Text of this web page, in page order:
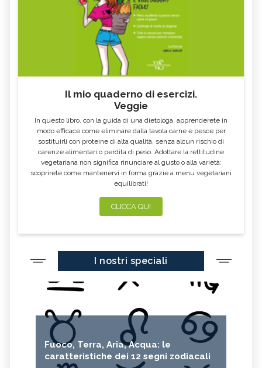
Il mio quaderno di esercizi.
Veggie
In questo libro, con la guida di una dietologa, apprenderete in
modo efficace come eliminare dalla tavola carne e pesce per
sostituirli con proteine di alta qualità, senza alcun rischio di
carenze alimentari o perdita di peso. Adottare la rettitudine
vegetariana non significa rinunciare al gusto o alla varietà:
scoprirete come mantenervi in forma grazie a menu vegetariani
equilibrati!
CLICCA QUI
I nostri speciali
Fuoco, Terra, Aria, Acqua: le
caratteristiche dei 12 segni zodiacali